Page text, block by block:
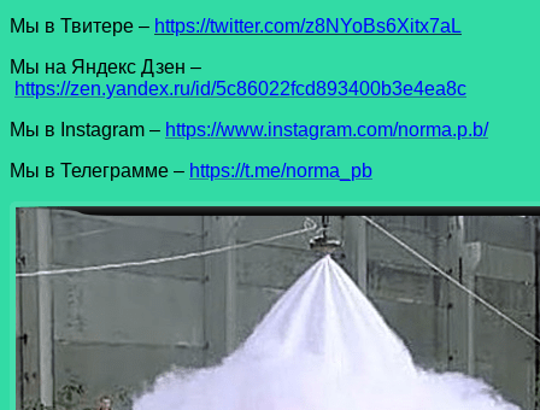
Мы в Твитере – https://twitter.com/z8NYoBs6Xitx7aL
Мы на Яндекс Дзен –
https://zen.yandex.ru/id/5c86022fcd893400b3e4ea8c
Мы в Instagram – https://www.instagram.com/norma.p.b/
Мы в Телеграмме – https://t.me/norma_pb